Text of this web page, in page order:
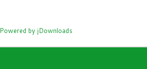
Powered by jDownloads